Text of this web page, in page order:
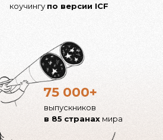
коучингу по версии ICF
75 000+
выпускников
в 85 странах мира